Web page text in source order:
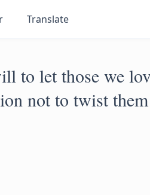
Translate
to let those we
not to twist